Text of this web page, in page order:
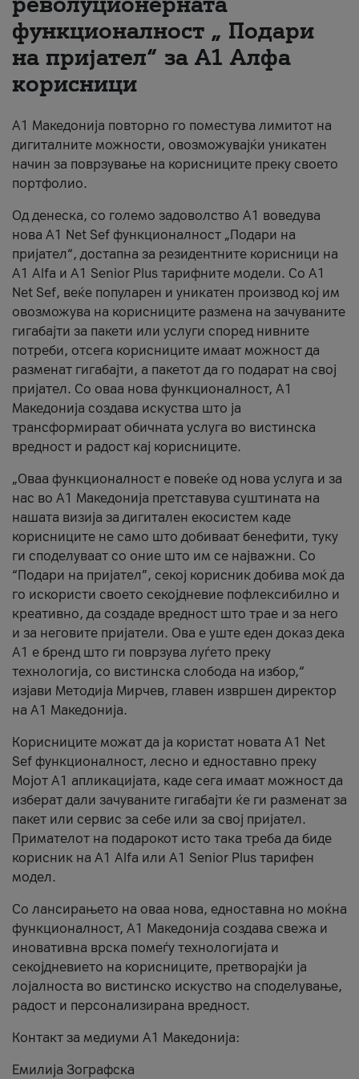
За нас
#ПодобарОнлајн
функционалност „ Подари
на пријател“ за А1 Алфа
корисници
А1 Македонија повторно го поместува лимитот на
дигиталните можности, овозможувајќи уникатен
начин за поврзување на корисниците преку своето
портфолио.
Од денеска, со големо задоволство А1 воведува
нова A1 Net Sef функционалност „Подари на
пријател“, достапна за резидентните корисници на
А1 Alfa и A1 Senior Plus тарифните модели. Со A1
Net Sef, веќе популарен и уникатен производ кој им
овозможува на корисниците размена на зачуваните
гигабајти за пакети или услуги според нивните
потреби, отсега корисниците имаат можност да
разменат гигабајти, а пакетот да го подарат на свој
пријател. Со оваа нова функционалност, А1
Македонија создава искуства што ја
трансформираат обичната услуга во вистинска
вредност и радост кај корисниците.
„Оваа функционалност е повеќе од нова услуга и за
нас во А1 Македонија претставува суштината на
нашата визија за дигитален екосистем каде
корисниците не само што добиваат бенефити, туку
ги споделуваат со оние што им се најважни. Со
“Подари на пријател”, секој корисник добива моќ да
го искористи своето секојдневие пофлексибилно и
креативно, да создаде вредност што трае и за него
и за неговите пријатели. Ова е уште еден доказ дека
А1 е бренд што ги поврзува луѓето преку
технологија, со вистинска слобода на избор,“
изјави Методија Мирчев, главен извршен директор
на А1 Македонија.
Корисниците можат да ја користат новата А1 Net
Sef функционалност, лесно и едноставно преку
Мојот А1 апликацијата, каде сега имаат можност да
изберат дали зачуваните гигабајти ќе ги разменат за
пакет или сервис за себе или за свој пријател.
Примателот на подарокот исто така треба да биде
корисник на А1 Alfa или A1 Senior Plus тарифен
модел.
Со лансирањето на оваа нова, едноставна но моќна
функционалност, А1 Македонија создава свежа и
иновативна врска помеѓу технологијата и
секојдневието на корисниците, претворајќи ја
лојалноста во вистинско искуство на споделување,
радост и персонализирана вредност.
Контакт за медиуми А1 Македонија:
Емилија Зографска